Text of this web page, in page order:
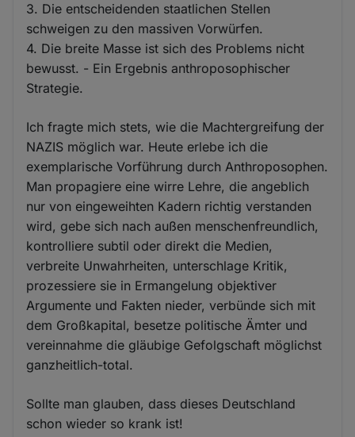
3. Die entscheidenden staatlichen Stellen
schweigen zu den massiven Vorwürfen.
4. Die breite Masse ist sich des Problems nicht
bewusst. - Ein Ergebnis anthroposophischer
Strategie.
Ich fragte mich stets, wie die Machtergreifung der
NAZIS möglich war. Heute erlebe ich die
exemplarische Vorführung durch Anthroposophen.
Man propagiere eine wirre Lehre, die angeblich
nur von eingeweihten Kadern richtig verstanden
wird, gebe sich nach außen menschenfreundlich,
kontrolliere subtil oder direkt die Medien,
verbreite Unwahrheiten, unterschlage Kritik,
prozessiere sie in Ermangelung objektiver
Argumente und Fakten nieder, verbünde sich mit
dem Großkapital, besetze politische Ämter und
vereinnahme die gläubige Gefolgschaft möglichst
ganzheitlich-total.
Sollte man glauben, dass dieses Deutschland
schon wieder so krank ist!